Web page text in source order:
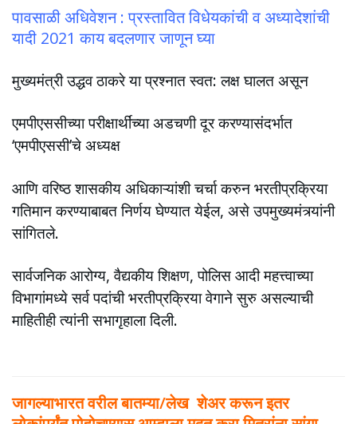
पावसाळी अधिवेशन : प्रस्तावित विधेयकांची व अध्यादेशांची
यादी 2021 काय बदलणार जाणून घ्या
मुख्यमंत्री उद्धव ठाकरे या प्रश्नात स्वत: लक्ष घालत असून
एमपीएससीच्या परीक्षार्थींच्या अडचणी दूर करण्यासंदर्भात
‘एमपीएससी’चे अध्यक्ष
आणि वरिष्ठ शासकीय अधिकाऱ्यांशी चर्चा करुन भरतीप्रक्रिया
गतिमान करण्याबाबत निर्णय घेण्यात येईल, असे उपमुख्यमंत्र्यांनी
सांगितले.
सार्वजनिक आरोग्य, वैद्यकीय शिक्षण, पोलिस आदी महत्त्वाच्या
विभागांमध्ये सर्व पदांची भरतीप्रक्रिया वेगाने सुरु असल्याची
माहितीही त्यांनी सभागृहाला दिली.
जागल्याभारत वरील बातम्या/लेख शेअर करून इतर